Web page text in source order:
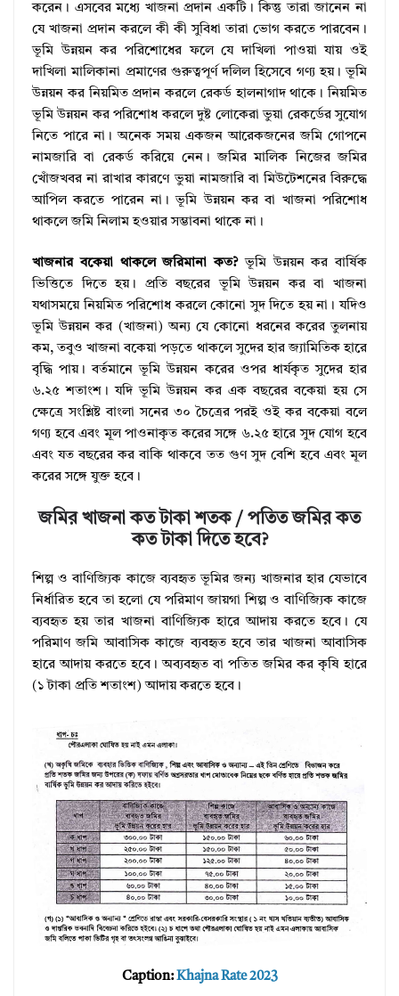
করেন। এসবের মধ্যে খাজনা প্রদান একটি। কিন্তু তারা জানেন না
যে খাজনা প্রদান করলে কী কী সুবিধা তারা ভোগ করতে পারবেন।
ভূমি উন্নয়ন কর পরিশোধের ফলে যে দাখিলা পাওয়া যায় ওই
দাখিলা মালিকানা প্রমাণের গুরুত্বপূর্ণ দলিল হিসেবে গণ্য হয়। ভূমি
উন্নয়ন কর নিয়মিত প্রদান করলে রেকর্ড হালনাগাদ থাকে। নিয়মিত
ভূমি উন্নয়ন কর পরিশোধ করলে দুষ্ট লোকেরা ভুয়া রেকর্ডের সুযোগ
নিতে পারে না। অনেক সময় একজন আরেকজনের জমি গোপনে
নামজারি বা রেকর্ড করিয়ে নেন। জমির মালিক নিজের জমির
খোঁজখবর না রাখার কারণে ভুয়া নামজারি বা মিউটেশনের বিরুদ্ধে
আপিল করতে পারেন না। ভূমি উন্নয়ন কর বা খাজনা পরিশোধ
থাকলে জমি নিলাম হওয়ার সম্ভাবনা থাকে না।
খাজনার বকেয়া থাকলে জরিমানা কত?ভূমি উন্নয়ন কর বার্ষিক
ভিত্তিতে দিতে হয়। প্রতি বছরের ভূমি উন্নয়ন কর বা খাজনা
যথাসময়ে নিয়মিত পরিশোধ করলে কোনো সুদ দিতে হয় না। যদিও
ভূমি উন্নয়ন কর (খাজনা) অন্য যে কোনো ধরনের করের তুলনায়
কম, তবুও খাজনা বকেয়া পড়তে থাকলে সুদের হার জ্যামিতিক হারে
বৃদ্ধি পায়। বর্তমানে ভূমি উন্নয়ন করের ওপর ধার্যকৃত সুদের হার
৬.২৫ শতাংশ। যদি ভূমি উন্নয়ন কর এক বছরের বকেয়া হয় সে
ক্ষেত্রে সংশ্লিষ্ট বাংলা সনের ৩০ চৈত্রের পরই ওই কর বকেয়া বলে
গণ্য হবে এবং মূল পাওনাকৃত করের সঙ্গে ৬.২৫ হারে সুদ যোগ হবে
এবং যত বছরের কর বাকি থাকবে তত গুণ সুদ বেশি হবে এবং মূল
করের সঙ্গে যুক্ত হবে।
জমির খাজনা কত টাকা শতক / পতিত জমির কত
কত টাকা দিতে হবে?
শিল্প ও বাণিজ্যিক কাজে ব্যবহৃত ভূমির জন্য খাজনার হার যেভাবে
নির্ধারিত হবে তা হলো যে পরিমাণ জায়গা শিল্প ও বাণিজ্যিক কাজে
ব্যবহৃত হয় তার খাজনা বাণিজ্যিক হারে আদায় করতে হবে। যে
পরিমাণ জমি আবাসিক কাজে ব্যবহৃত হবে তার খাজনা আবাসিক
হারে আদায় করতে হবে। অব্যবহৃত বা পতিত জমির কর কৃষি হারে
(১ টাকা প্রতি শতাংশ) আদায় করতে হবে।
Caption:Khajna Rate 2023